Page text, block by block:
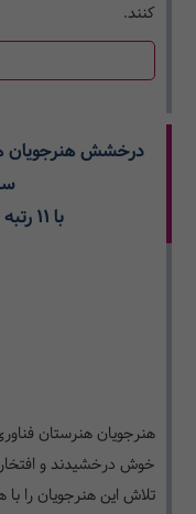
کنند.
درخشش هنرجویان
با 11 رتبه برتر تک رقمی و دو رقمی
خوش درخشیدند و
تلاش این هنرجویان را